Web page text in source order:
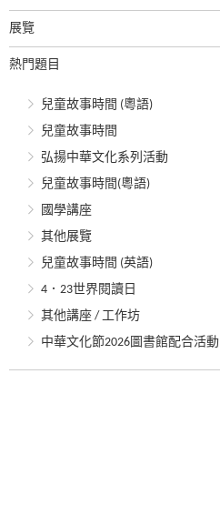
展覽
熱門題目
兒童故事時間 (粵語)
兒童故事時間
弘揚中華文化系列活動
兒童故事時間(粵語)
國學講座
其他展覽
兒童故事時間 (英語)
4．23世界閱讀日
其他講座 / 工作坊
中華文化節2026圖書館配合活動